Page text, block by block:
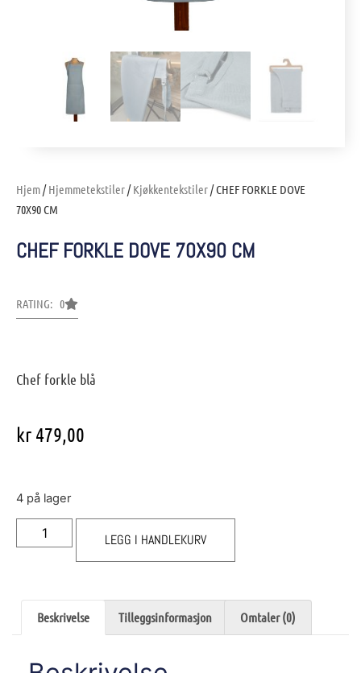
Hjem/Hjemmetekstiler/Kjøkkentekstiler/ CHEF FORKLE DOVE
70X90 CM
CHEF FORKLE DOVE 70X90 CM
RATING: 0
Chef forkle blå
kr 479,00
4 på lager
LEGG I HANDLEKURV
Beskrivelse Tilleggsinformasjon Omtaler (0)